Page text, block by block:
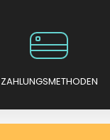
ZAHLUNGSMETHODEN